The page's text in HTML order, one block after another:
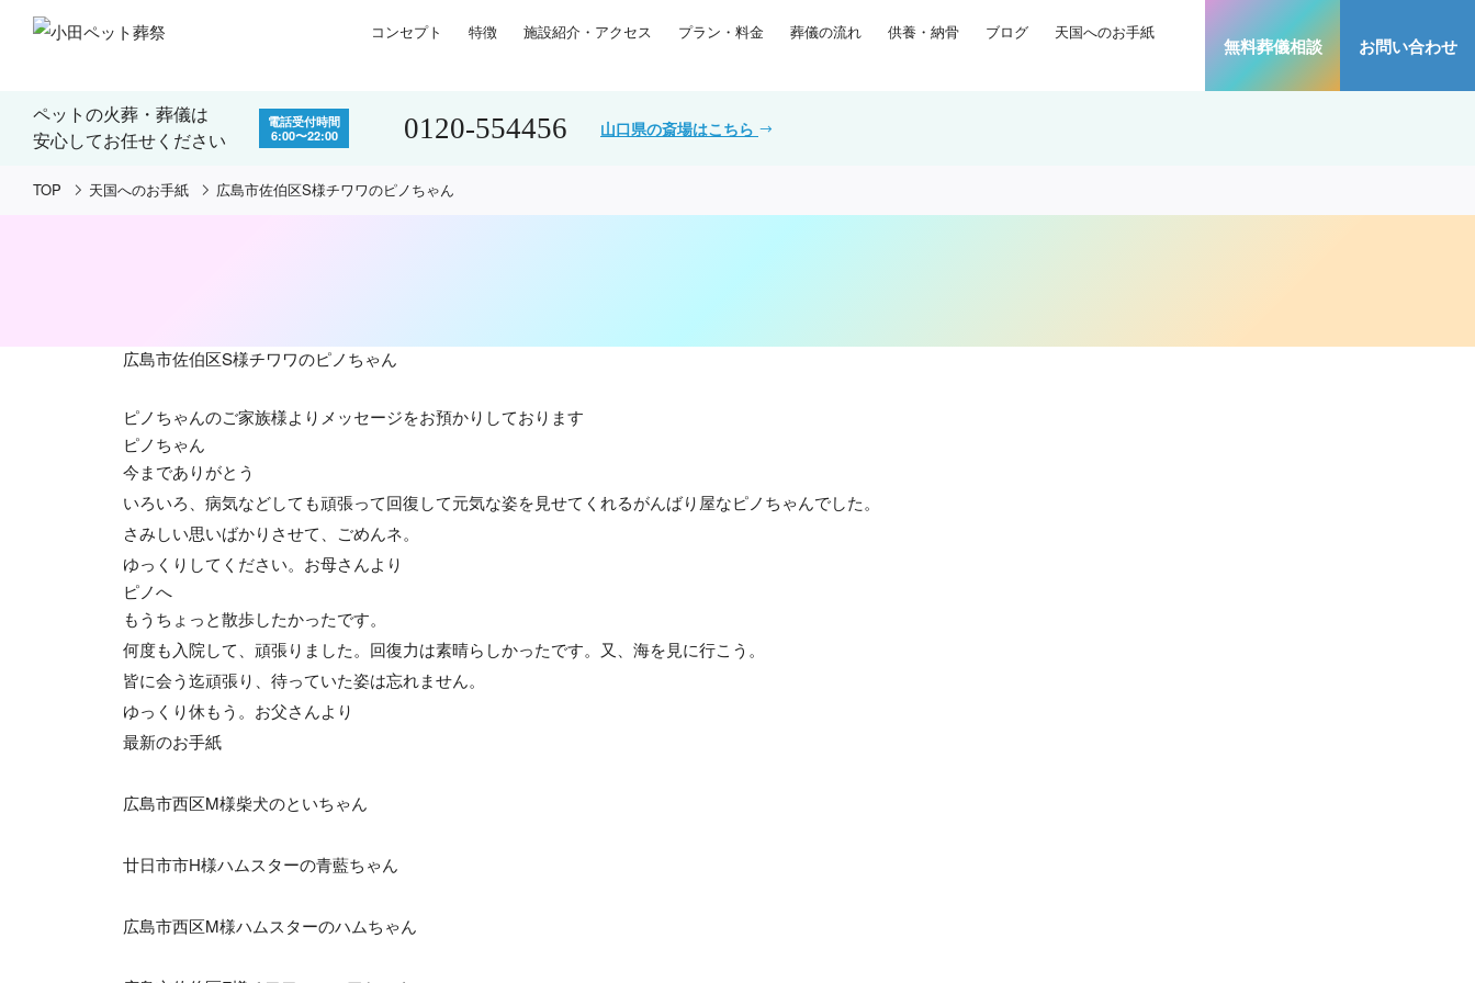
コンセプト 特徴 施設紹介・アクセス プラン・料金 葬儀の流れ 供養・納骨 ブログ 天国へのお手紙
無料葬儀相談 お問い合わせ
ペットの火葬・葬儀は
安心してお任せください
電話受付時間
6:00〜22:00
0120-554456 山口県の斎場はこちら
TOP 天国へのお手紙 広島市佐伯区S様チワワのピノちゃん
広島市佐伯区S様チワワのピノちゃん
ピノちゃんのご家族様よりメッセージをお預かりしております
ピノちゃん
今までありがとう
いろいろ、病気などしても頑張って回復して元気な姿を見せてくれるがんばり屋なピノちゃんでした。
さみしい思いばかりさせて、ごめんネ。
ゆっくりしてください。お母さんより
ピノへ
もうちょっと散歩したかったです。
何度も入院して、頑張りました。回復力は素晴らしかったです。又、海を見に行こう。
皆に会う迄頑張り、待っていた姿は忘れません。
ゆっくり休もう。お父さんより
最新のお手紙
広島市西区M様柴犬のといちゃん
廿日市市H様ハムスターの青藍ちゃん
広島市西区M様ハムスターのハムちゃん